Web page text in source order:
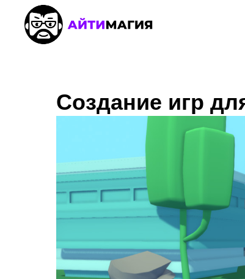
Создание игр